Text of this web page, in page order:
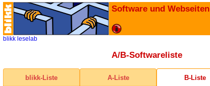
Software und Webseiten
blikk leselab
A/B-Softwareliste
blikk-Liste A-Liste B-Liste